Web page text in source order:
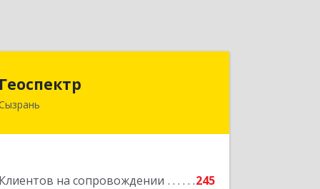
Геоспектр
Клиентов на сопровождении
245
446001, Самарская обл, Сызрань г,